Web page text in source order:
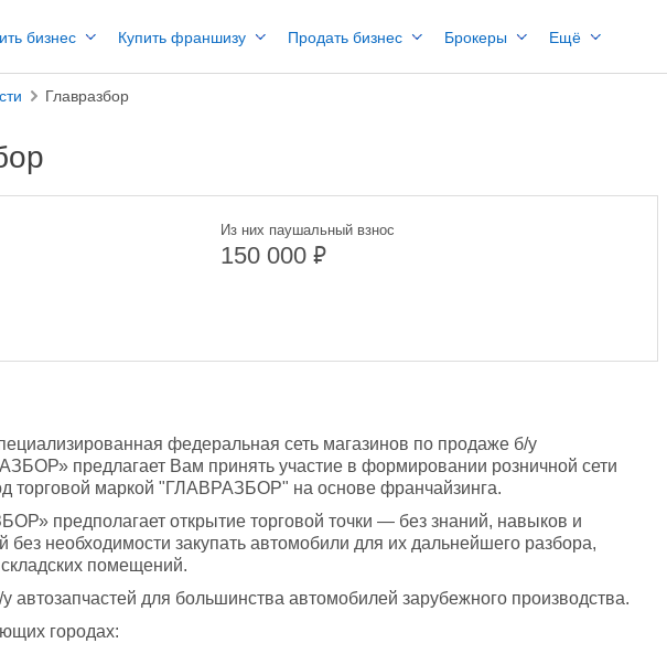
бизнес Купить франшизу Продать бизнес Брокеры Ещё
Главразбор
Из них паушальный взнос
150 000₽
федеральная сеть магазинов по продаже б/у
предлагает Вам принять участие в формировании розничной сети
торговой маркой "ГЛАВРАЗБОР" на основе франчайзинга.
предполагает открытие торговой точки — без знаний, навыков и
необходимости закупать автомобили для их дальнейшего разбора,
помещений.
автозапчастей для большинства автомобилей зарубежного производства.
городах: